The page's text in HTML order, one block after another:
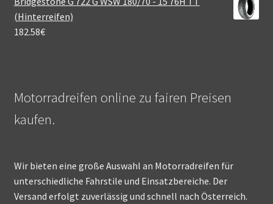
(Hinterreifen)
182.58€
Motorradreifen online zu fairen Preisen
kaufen.
Wir bieten eine große Auswahl an Motorradreifen für
unterschiedliche Fahrstile und Einsatzbereiche. Der
Versand erfolgt zuverlässig und schnell nach Österreich.